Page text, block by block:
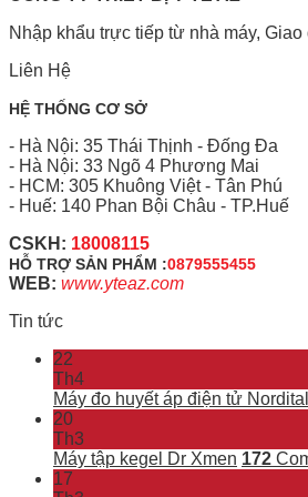
Nhập khẩu trực tiếp từ nhà máy,
Liên Hệ
HỆ THỐNG CƠ SỞ
- Hà Nội: 35 Thái Thịnh - Đống Đa
- Hà Nội: 33 Ngõ 4 Phương Mai
- HCM: 305 Khuông Việt - Tân Phú
- Huế: 140 Phan Bội Châu - TP.Huế
CSKH: 18008115
HỖ TRỢ SẢN PHẨM :0879555455
WEB: www.yteaz.com
Tin tức
22
Th4
Máy đo huyết áp điện tử
20
Th3
Máy tập kegel Dr Xmen 172
17